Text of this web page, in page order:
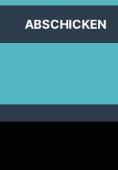
ABSCHICKEN